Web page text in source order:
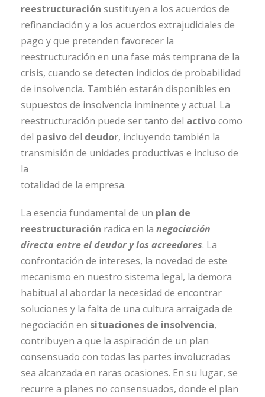
reestructuración sustituyen a los acuerdos de
refinanciación y a los acuerdos extrajudiciales de
pago y que pretenden favorecer la
reestructuración en una fase más temprana de la
crisis, cuando se detecten indicios de probabilidad
de insolvencia. También estarán disponibles en
supuestos de insolvencia inminente y actual. La
reestructuración puede ser tanto del activocomo
del pasivodel deudor, incluyendo también la
transmisión de unidades productivas e incluso de
la
totalidad de la empresa.
La esencia fundamental de un plan de
reestructuración radica en la negociación
directa entre el deudor y los acreedores. La
confrontación de intereses, la novedad de este
mecanismo en nuestro sistema legal, la demora
habitual al abordar la necesidad de encontrar
soluciones y la falta de una cultura arraigada de
negociación en situaciones de insolvencia,
contribuyen a que la aspiración de un plan
consensuado con todas las partes involucradas
sea alcanzada en raras ocasiones. En su lugar, se
recurre a planes no consensuados, donde el plan